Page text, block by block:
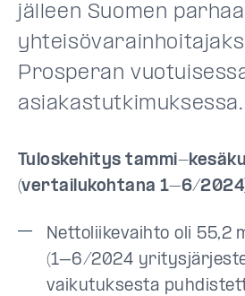
jälleen Suomen
Prosperan
asiakastutkimuksessa.
Tuloskehitys tammi-
(vertailukohtana 1–6/
Nettoliikevaihto oli 55,2
(1–6/2024
vaikutuksesta